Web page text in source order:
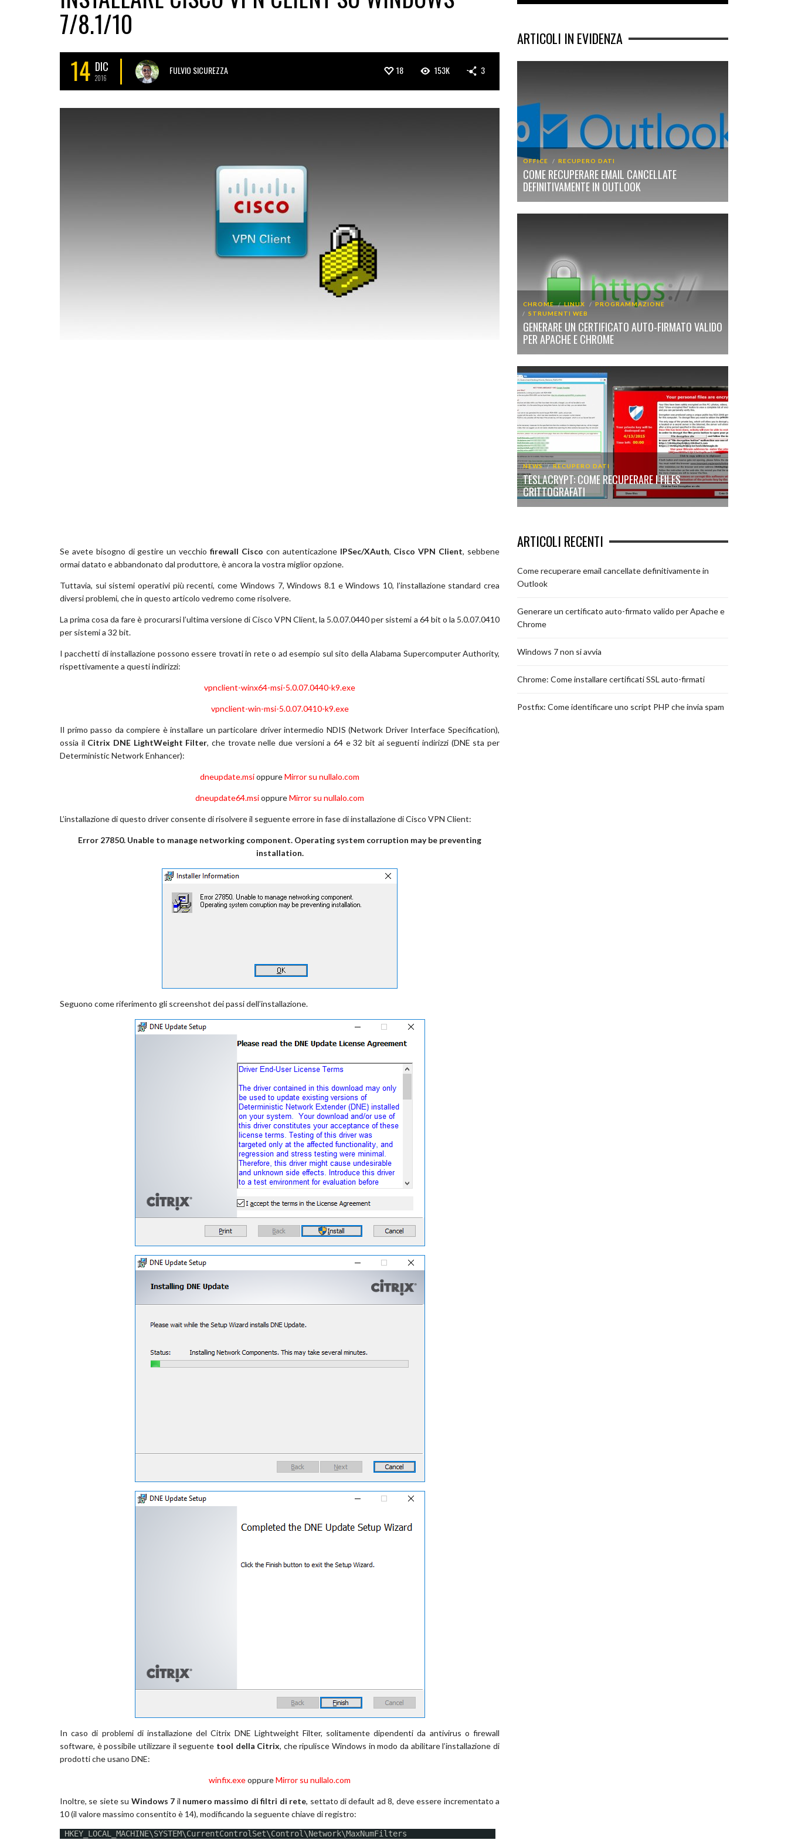
7/8.1/10
14 DIC
2016
FULVIO SICUREZZA 18 153K 3
Se avete bisogno di gestire un vecchiofirewall Cisco con autenticazione IPSec/XAuth, Cisco VPN Client, sebbene
ormai datato e abbandonato dal produttore, è ancora la vostra miglior opzione.
Tuttavia, sui sistemi operativi più recenti, come Windows 7, Windows 8.1 e Windows 10, l’installazione standard crea
diversi problemi, che in questo articolo vedremo come risolvere.
La prima cosa da fare è procurarsi l’ultima versione di Cisco VPN Client, la 5.0.07.0440 per sistemi a 64 bit o la 5.0.07.0410
per sistemi a 32 bit.
I pacchetti di installazione possono essere trovati in rete o ad esempio sul sito della Alabama Supercomputer Authority,
rispettivamente a questi indirizzi:
vpnclient-winx64-msi-5.0.07.0440-k9.exe
vpnclient-win-msi-5.0.07.0410-k9.exe
Il primo passo da compiere è installare un particolare driver intermedio NDIS (Network Driver Interface Specification),
ossia il Citrix DNE LightWeight Filter, che trovate nelle due versioni a 64 e 32 bit ai seguenti indirizzi (DNE sta per
DeterministicNetworkEnhancer):
dneupdate.msioppureMirror su nullalo.com
dneupdate64.msioppureMirror su nullalo.com
L’installazione di questo driver consente di risolvere il seguente errore in fase di installazione di Cisco VPN Client:
Error 27850. Unable to manage networking component. Operating system corruption may be preventing
installation.
Seguono come riferimento gli screenshot dei passi dell’installazione.
In caso di problemi di installazione del Citrix DNE Lightweight Filter, solitamente dipendenti da antivirus o firewall
software, è possibile utilizzare il seguente tool della Citrix, che ripulisce Windows in modo da abilitare l’installazione di
prodotti che usano DNE:
winfix.exeoppureMirror su nullalo.com
Inoltre, se siete su Windows 7 il numero massimo di filtri di rete, settato di default ad 8, deve essere incrementato a
10 (il valore massimo consentito è 14), modificando la seguente chiave di registro:
HKEY_LOCAL_MACHINE\SYSTEM\CurrentControlSet\Control\Network\MaxNumFilters
ARTICOLI IN EVIDENZA
OFFICE RECUPERO DATI
COME RECUPERARE EMAIL CANCELLATE
DEFINITIVAMENTE IN OUTLOOK
CHROME LINUX
PROGRAMMAZIONE
STRUMENTI WEB
GENERARE UN CERTIFICATO AUTO-FIRMATO VALIDO
PER APACHE E CHROME
NEWS RECUPERO DATI
TESLACRYPT: COME RECUPERARE I FILES
CRITTOGRAFATI
ARTICOLI RECENTI
Come recuperare email cancellate definitivamente in
Outlook
Generare un certificato auto-firmato valido per Apache e
Chrome
Windows 7 non si avvia
Chrome: Come installare certificati SSL auto-firmati
Postfix: Come identificare uno script PHP che invia spam